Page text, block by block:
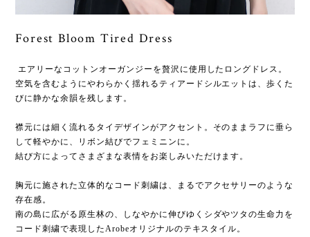
Forest Bloom Tired Dress
エアリーなコットンオーガンジーを贅沢に使用したロングドレス。
空気を含むようにやわらかく揺れるティアードシルエットは、歩くた
びに静かな余韻を残します。
襟元には細く流れるタイデザインがアクセント。そのままラフに垂ら
して軽やかに、リボン結びでフェミニンに。
結び方によってさまざまな表情をお楽しみいただけます。
胸元に施された立体的なコード刺繍は、まるでアクセサリーのような
存在感。
南の島に広がる原生林の、しなやかに伸びゆくシダやツタの生命力を
コード刺繍で表現したArobeオリジナルのテキスタイル。